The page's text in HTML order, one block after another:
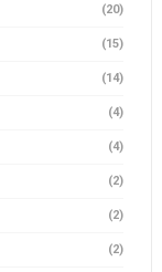
(20)
(15)
(14)
(4)
(4)
(2)
(2)
(2)